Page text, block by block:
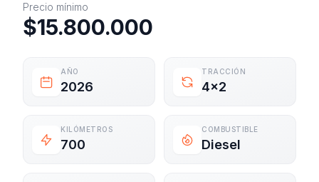
Información del vehículo
Precio mínimo
$15.800.000
AÑO
2026
TRACCIÓN
4x2
KILÓMETROS
700
COMBUSTIBLE
Diesel